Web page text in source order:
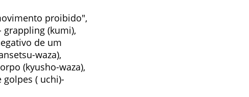
proibido",
(kumi),
de um
waza),
(kyusho-waza),
( uchi)-